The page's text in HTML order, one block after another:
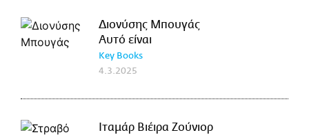
Διονύσης Μπουγάς
Αυτό είναι
Key Books
4.3.2025
Ιταμάρ Βιέιρα Ζούνιορ